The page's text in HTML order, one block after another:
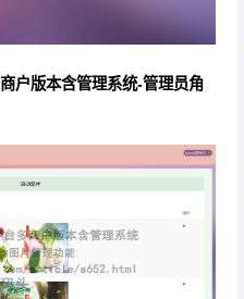
户版本含管理系统-管理员角